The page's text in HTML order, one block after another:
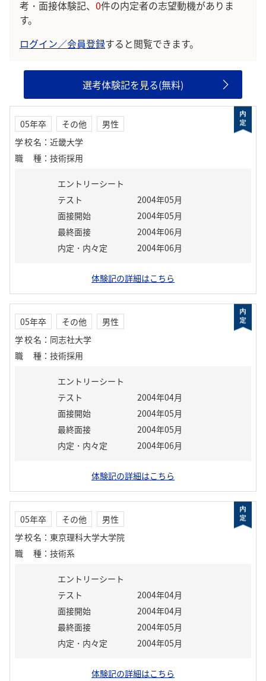
考・面接体験記、 0件の内定者の志望動機がありま
す。
ログイン／会員登録すると閲覧できます。
選考体験記を見る(無料)
05年卒 その他
男性
学校名 ： 近畿大学
職種 ： 技術採用
エントリーシート
テスト
2004年05月
面接開始
2004年05月
最終面接
2004年06月
内定・内々定
2004年06月
体験記の詳細はこちら
05年卒 その他
男性
学校名 ： 同志社大学
職種 ： 技術採用
エントリーシート
テスト
2004年04月
面接開始
2004年05月
最終面接
2004年05月
内定・内々定
2004年06月
体験記の詳細はこちら
05年卒 その他
男性
学校名 ： 東京理科大学大学院
職種 ： 技術系
エントリーシート
テスト
2004年04月
面接開始
2004年04月
最終面接
2004年05月
内定・内々定
2004年05月
体験記の詳細はこちら